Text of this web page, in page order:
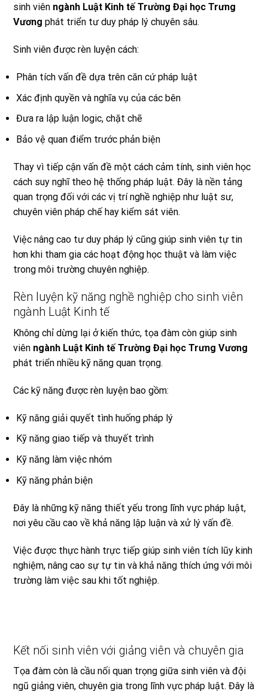
sinh viên ngành Luật Kinh tế Trường Đại học Trưng
Vương phát triển tư duy pháp lý chuyên sâu.
Sinh viên được rèn luyện cách:
Phân tích vấn đề dựa trên căn cứ pháp luật
Xác định quyền và nghĩa vụ của các bên
Đưa ra lập luận logic, chặt chẽ
Bảo vệ quan điểm trước phản biện
Thay vì tiếp cận vấn đề một cách cảm tính, sinh viên học
cách suy nghĩ theo hệ thống pháp luật. Đây là nền tảng
quan trọng đối với các vị trí nghề nghiệp như luật sư,
chuyên viên pháp chế hay kiểm sát viên.
Việc nâng cao tư duy pháp lý cũng giúp sinh viên tự tin
hơn khi tham gia các hoạt động học thuật và làm việc
trong môi trường chuyên nghiệp.
Rèn luyện kỹ năng nghề nghiệp cho sinh viên
ngành Luật Kinh tế
Không chỉ dừng lại ở kiến thức, tọa đàm còn giúp sinh
viên ngành Luật Kinh tế Trường Đại học Trưng Vương
phát triển nhiều kỹ năng quan trọng.
Các kỹ năng được rèn luyện bao gồm:
Kỹ năng giải quyết tình huống pháp lý
Kỹ năng giao tiếp và thuyết trình
Kỹ năng làm việc nhóm
Kỹ năng phản biện
Đây là những kỹ năng thiết yếu trong lĩnh vực pháp luật,
nơi yêu cầu cao về khả năng lập luận và xử lý vấn đề.
Việc được thực hành trực tiếp giúp sinh viên tích lũy kinh
nghiệm, nâng cao sự tự tin và khả năng thích ứng với môi
trường làm việc sau khi tốt nghiệp.
Kết nối sinh viên với giảng viên và chuyên gia
Tọa đàm còn là cầu nối quan trọng giữa sinh viên và đội
ngũ giảng viên, chuyên gia trong lĩnh vực pháp luật. Đây là